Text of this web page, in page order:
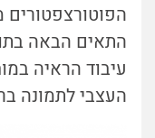
התאים הבאה
עיבוד הראיה
העצבי לתמונה